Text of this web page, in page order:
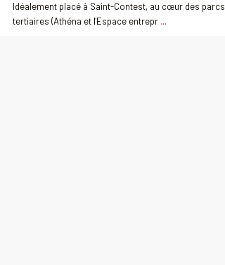
Idéalement placé à Saint-Contest, au cœur des parcs
tertiaires (Athéna et l'Espace entrepr ...